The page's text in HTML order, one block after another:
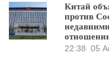
Китай
против
22:38 05